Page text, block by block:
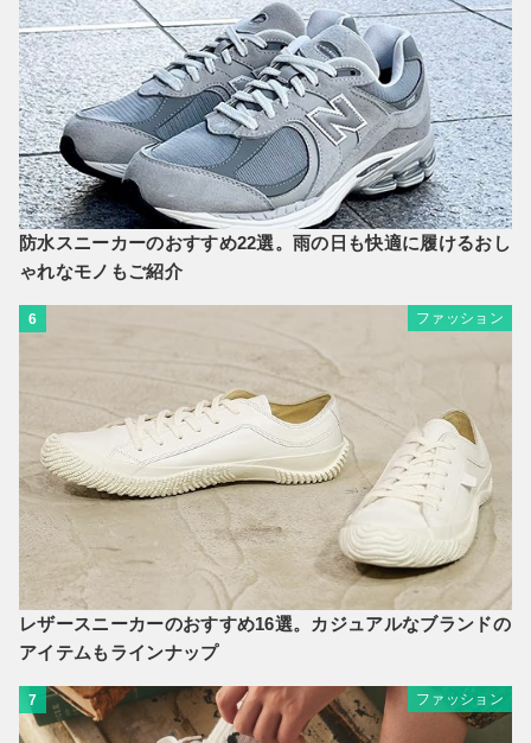
防水スニーカーのおすすめ22選。雨の日も快適に履けるおし
ゃれなモノもご紹介
6 ファッション
レザースニーカーのおすすめ16選。カジュアルなブランドの
アイテムもラインナップ
7 ファッション